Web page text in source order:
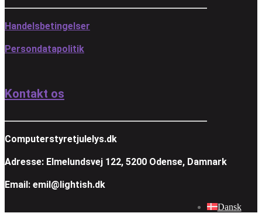
Handelsbetingelser
Persondatapolitik
Kontakt os
Computerstyretjulelys.dk
Adresse: Elmelundsvej 122, 5200 Odense, Damnark
Email: emil@lightish.dk
Dansk